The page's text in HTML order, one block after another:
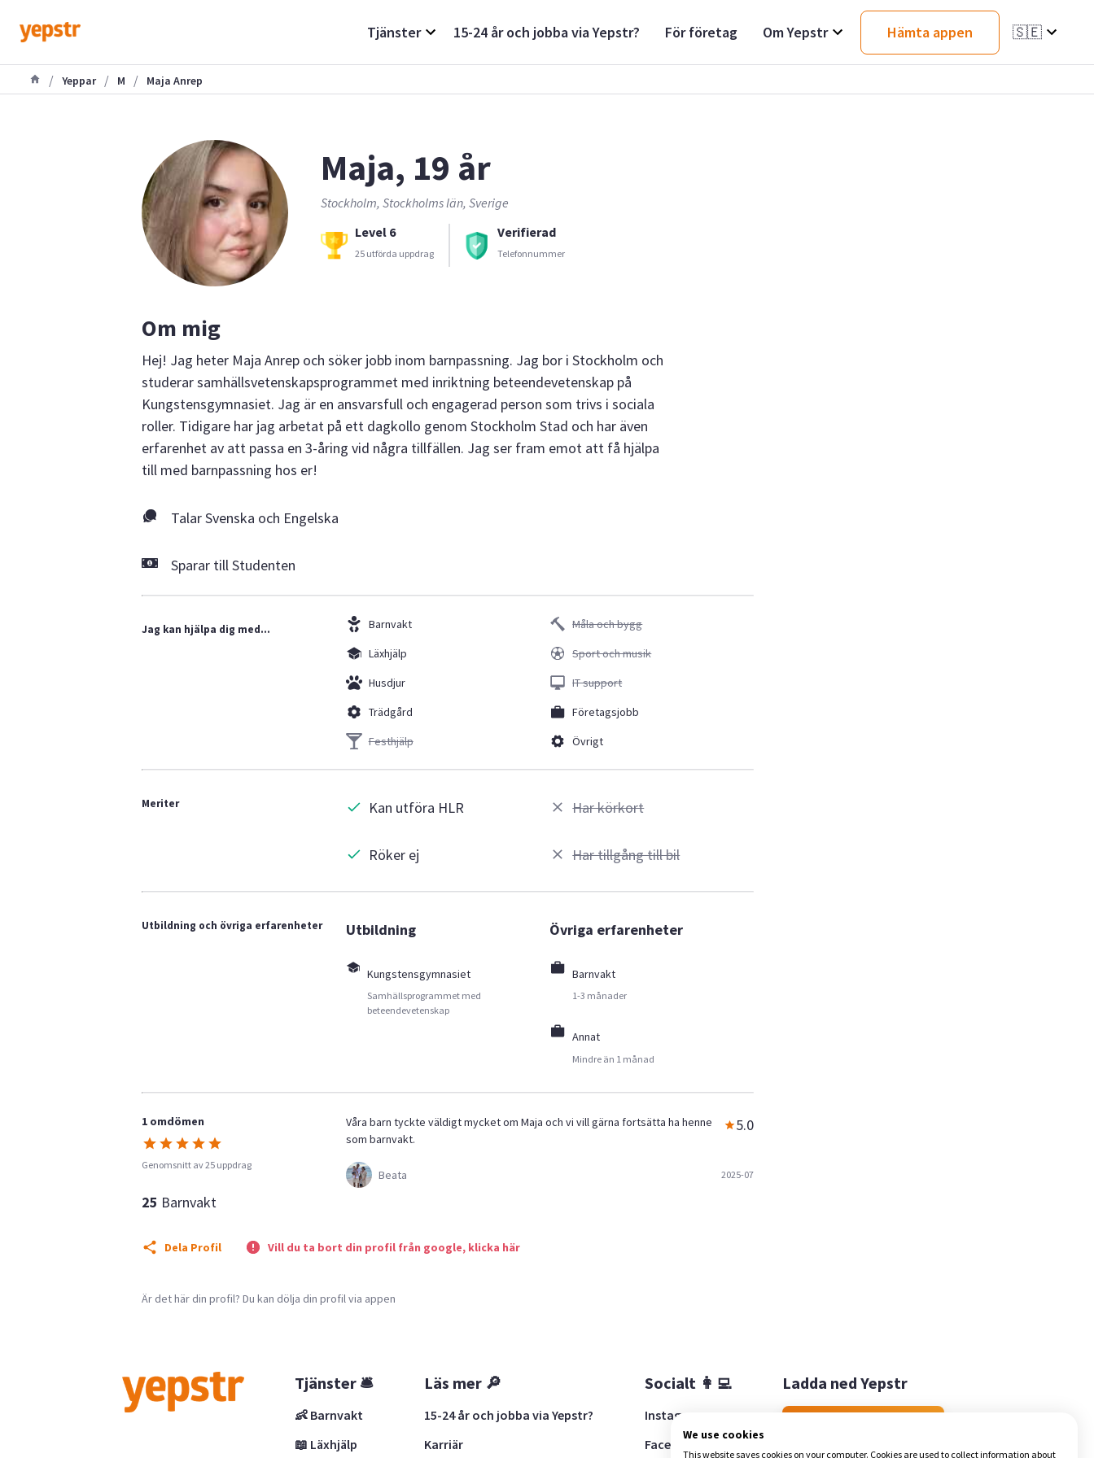
Tjänster 15-24 år och jobba via Yepstr? För företag Om Yepstr Hämta appen 🇸🇪
/ Yeppar / M / Maja Anrep
Maja, 19 år
Stockholm, Stockholms län, Sverige
Level 6
25 utförda uppdrag
Verifierad
Telefonnummer
Om mig
Hej! Jag heter Maja Anrep och söker jobb inom barnpassning. Jag bor i Stockholm och
studerar samhällsvetenskapsprogrammet med inriktning beteendevetenskap på
Kungstensgymnasiet. Jag är en ansvarsfull och engagerad person som trivs i sociala
roller. Tidigare har jag arbetat på ett dagkollo genom Stockholm Stad och har även
erfarenhet av att passa en 3-åring vid några tillfällen. Jag ser fram emot att få hjälpa
till med barnpassning hos er!
Talar Svenska och Engelska
Sparar till Studenten
Jag kan hjälpa dig med...
Barnvakt
Läxhjälp
Husdjur
Trädgård
Festhjälp
Måla och bygg
Sport och musik
IT support
Företagsjobb
Övrigt
Meriter Kan utföra HLR
Röker ej
Har körkort
Har tillgång till bil
Utbildning och övriga erfarenheter Utbildning
Kungstensgymnasiet
Samhällsprogrammet med
beteendevetenskap
Övriga erfarenheter
Barnvakt
1-3 månader
Annat
Mindre än 1 månad
1 omdömen
Genomsnitt av 25 uppdrag
25 Barnvakt
Våra barn tyckte väldigt mycket om Maja och vi vill gärna fortsätta ha henne
som barnvakt.
5.0
Beata 2025-07
Dela Profil Vill du ta bort din profil från google, klicka här
Är det här din profil? Du kan dölja din profil via appen
Tjänster 🛎
👶 Barnvakt
📖 Läxhjälp
Läs mer 🔎
15-24 år och jobba via Yepstr?
Karriär
Socialt 👩‍💻
Instagram
Facebook
Ladda ned Yepstr
We use cookies
This website saves cookies on your computer. Cookies are used to collect information about